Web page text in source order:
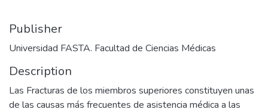
Publisher
Universidad FASTA. Facultad de Ciencias Médicas
Description
Las Fracturas de los miembros superiores constituyen unas
de las causas más frecuentes de asistencia médica a las